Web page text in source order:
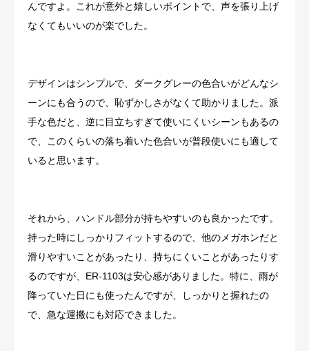
んですよ。これが意外と嬉しいポイントで、声を張り上げ
なくてもいいのが楽でした。
デザインはシンプルで、ダークグレーの色合いがどんなシ
ーンにも合うので、恥ずかしさがなくて助かりました。派
手な色だと、逆に目立ちすぎて使いにくいシーンもあるの
で、このくらいの落ち着いた色合いが普段使いにも適して
いると思います。
それから、ハンドル部分が持ちやすいのも良かったです。
持った時にしっかりフィットするので、他のメガホンだと
滑りやすいことがあったり、持ちにくいことがあったりす
るのですが、ER-1103は安心感がありました。特に、雨が
降っていた日にも使ったんですが、しっかりと握れたの
で、急な運搬にも対応できました。